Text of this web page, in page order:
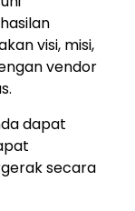
visi, misi,
vendor
dapat
secara